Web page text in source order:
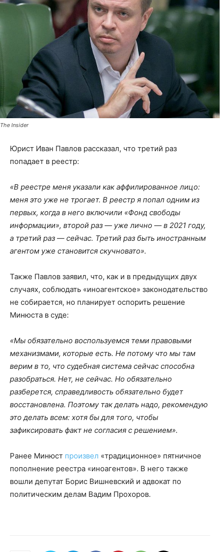
The Insider
Юрист Иван Павлов рассказал, что третий раз
попадает в реестр:
«В реестре меня указали как аффилированное лицо:
меня это уже не трогает. В реестр я попал одним из
первых, когда в него включили «Фонд свободы
информации», второй раз — уже лично — в 2021 году,
а третий раз — сейчас. Третий раз быть иностранным
агентом уже становится скучновато».
Также Павлов заявил, что, как и в предыдущих двух
случаях, соблюдать «иноагентское» законодательство
не собирается, но планирует оспорить решение
Минюста в суде:
«Мы обязательно воспользуемся теми правовыми
механизмами, которые есть. Не потому что мы там
верим в то, что судебная система сейчас способна
разобраться. Нет, не сейчас. Но обязательно
разберется, справедливость обязательно будет
восстановлена. Поэтому так делать надо, рекомендую
это делать всем: хотя бы для того, чтобы
зафиксировать факт не согласия с решением».
Ранее Минюст произвел «традиционное» пятничное
пополнение реестра «иноагентов». В него также
вошли депутат Борис Вишневский и адвокат по
политическим делам Вадим Прохоров.